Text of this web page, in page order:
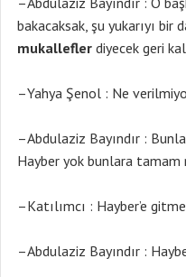
bakacaksak, şu yukarıyı bir
mukallefler diyecek geri
–Yahya Şenol : Ne
–Abdulaziz Bayındır :
Hayber yok bunlara tamam
–Katılımcı : Hayber’e
–Abdulaziz Bayındır :